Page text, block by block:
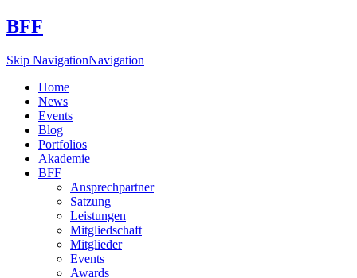
BFF
Skip NavigationNavigation
Home
News
Events
Blog
Portfolios
Akademie
BFF
Ansprechpartner
Satzung
Leistungen
Mitgliedschaft
Mitglieder
Events
Awards